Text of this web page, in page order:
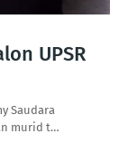
UPSR
Saudara
murid t…